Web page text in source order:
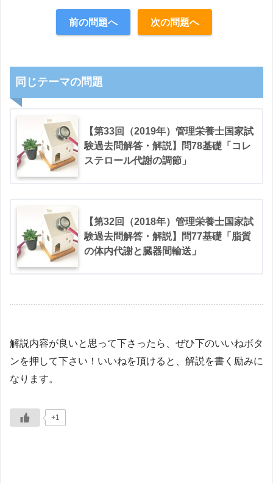
前の問題へ 次の問題へ
同じテーマの問題
【第33回（2019年）管理栄養士国家試
験過去問解答・解説】問78基礎「コレ
ステロール代謝の調節」
【第32回（2018年）管理栄養士国家試
験過去問解答・解説】問77基礎「脂質
の体内代謝と臓器間輸送」
解説内容が良いと思って下さったら、ぜひ下のいいねボタ
ンを押して下さい！いいねを頂けると、解説を書く励みに
なります。
+1